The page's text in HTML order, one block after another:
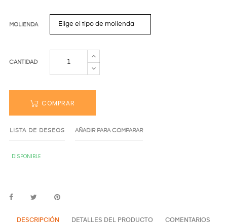
MOLIENDA
CANTIDAD
COMPRAR
LISTA DE DESEOS AÑADIR PARA COMPARAR
DISPONIBLE
DESCRIPCIÓN DETALLES DEL PRODUCTO COMENTARIOS